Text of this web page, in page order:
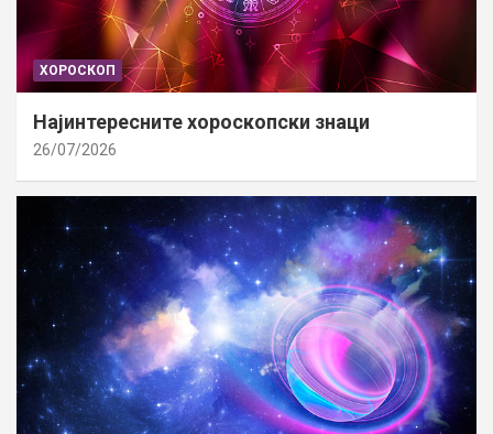
ХОРОСКОП
Најинтересните хороскопски знаци
26/07/2026